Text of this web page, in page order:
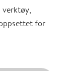
verktøy,
for